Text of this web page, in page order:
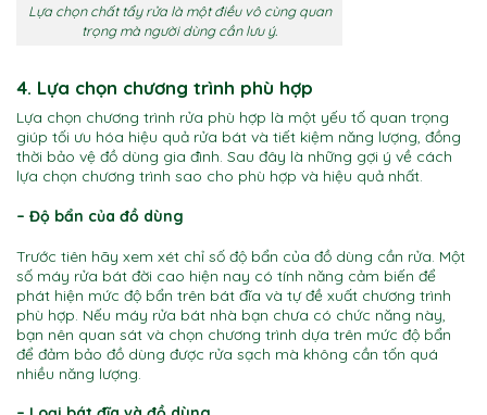
Lựa chọn chất tẩy rửa là một điều vô cùng quan
trọng mà người dùng cần lưu ý.
4. Lựa chọn chương trình phù hợp
Lựa chọn chương trình rửa phù hợp là một yếu tố quan trọng
giúp tối ưu hóa hiệu quả rửa bát và tiết kiệm năng lượng, đồng
thời bảo vệ đồ dùng gia đình. Sau đây là những gợi ý về cách
lựa chọn chương trình sao cho phù hợp và hiệu quả nhất.
– Độ bẩn của đồ dùng
Trước tiên hãy xem xét chỉ số độ bẩn của đồ dùng cần rửa. Một
số máy rửa bát đời cao hiện nay có tính năng cảm biến để
phát hiện mức độ bẩn trên bát đĩa và tự đề xuất chương trình
phù hợp. Nếu máy rửa bát nhà bạn chưa có chức năng này,
bạn nên quan sát và chọn chương trình dựa trên mức độ bẩn
để đảm bảo đồ dùng được rửa sạch mà không cần tốn quá
nhiều năng lượng.